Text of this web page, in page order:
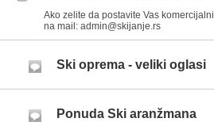
Ako zelite da postavite Vas
na mail: admin@skijanje.rs
Ski oprema - veliki oglasi
Ponuda Ski aranžmana